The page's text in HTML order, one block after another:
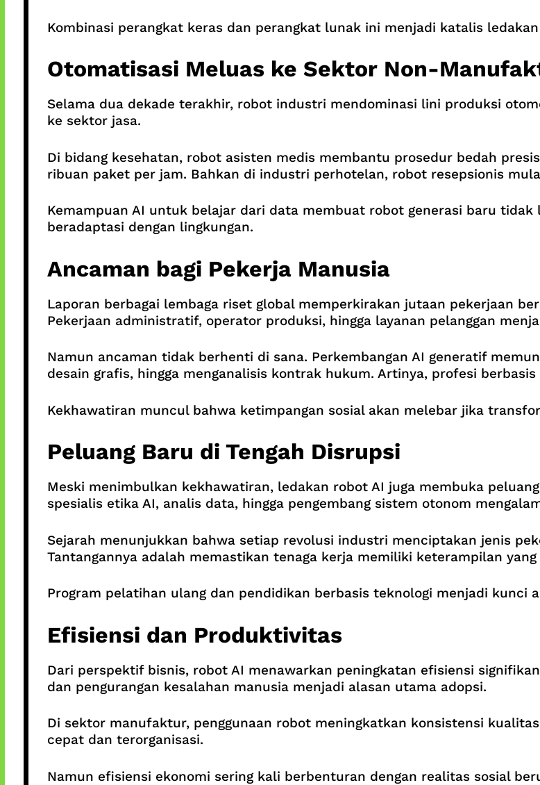
Kombinasi perangkat keras dan perangkat lunak ini menjadi katalis
Otomatisasi Meluas ke Sektor Non-
Selama dua dekade terakhir, robot industri mendominasi lini produksi
ke sektor jasa.
Di bidang kesehatan, robot asisten medis membantu prosedur bedah
ribuan paket per jam. Bahkan di industri perhotelan, robot resepsionis
Kemampuan AI untuk belajar dari data membuat robot generasi baru
beradaptasi dengan lingkungan.
Ancaman bagi Pekerja Manusia
Laporan berbagai lembaga riset global memperkirakan jutaan pekerjaan
Pekerjaan administratif, operator produksi, hingga layanan pelanggan
Namun ancaman tidak berhenti di sana. Perkembangan AI generatif
desain grafis, hingga menganalisis kontrak hukum. Artinya, profesi
Kekhawatiran muncul bahwa ketimpangan sosial akan melebar jika
Peluang Baru di Tengah Disrupsi
Meski menimbulkan kekhawatiran, ledakan robot AI juga membuka
spesialis etika AI, analis data, hingga pengembang sistem otonom
Sejarah menunjukkan bahwa setiap revolusi industri menciptakan jenis
Tantangannya adalah memastikan tenaga kerja memiliki keterampilan yang
Program pelatihan ulang dan pendidikan berbasis teknologi menjadi kunci
Efisiensi dan Produktivitas
Dari perspektif bisnis, robot AI menawarkan peningkatan efisiensi
dan pengurangan kesalahan manusia menjadi alasan utama adopsi.
Di sektor manufaktur, penggunaan robot meningkatkan konsistensi
cepat dan terorganisasi.
Namun efisiensi ekonomi sering kali berbenturan dengan realitas sosial